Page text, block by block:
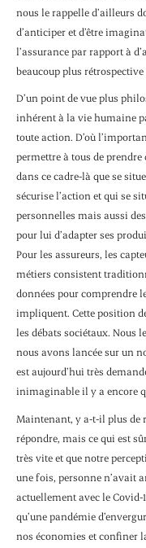
nous le rappelle d’ailleurs
d’anticiper et d’être
l’assurance par rapport à
beaucoup plus rétrospective
D’un point de vue plus
inhérent à la vie humaine
toute action. D’où
permettre à tous de prendre
dans ce cadre-là que se
sécurise l’action et qui se
personnelles mais aussi
pour lui d’adapter ses
Pour les assureurs, les
métiers consistent
données pour comprendre
impliquent. Cette position
les débats sociétaux. Nous
nous avons lancée sur un
est aujourd’hui très
inimaginable il y a encore
Maintenant, y a-t-il plus de
répondre, mais ce qui est
très vite et que notre
une fois, personne n’avait
actuellement avec le
qu’une pandémie
nos économies et confiner